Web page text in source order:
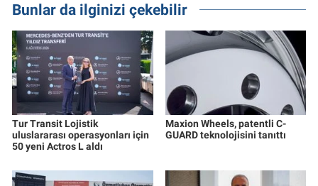
Bunlar da ilginizi çekebilir
Tur Transit Lojistik
uluslararası operasyonları için
50 yeni Actros L aldı
Maxion Wheels, patentli C-
GUARD teknolojisini tanıttı